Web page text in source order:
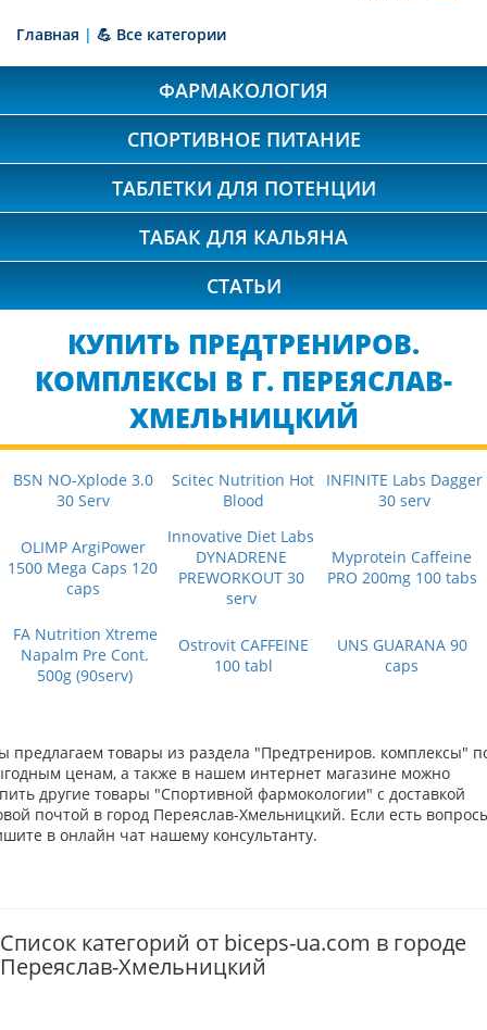
Главная | 💪 Все категории
ФАРМАКОЛОГИЯ
СПОРТИВНОЕ ПИТАНИЕ
ТАБЛЕТКИ ДЛЯ ПОТЕНЦИИ
ТАБАК ДЛЯ КАЛЬЯНА
СТАТЬИ
КУПИТЬ ПРЕДТРЕНИРОВ.
КОМПЛЕКСЫ В Г. ПЕРЕЯСЛАВ-
ХМЕЛЬНИЦКИЙ
BSN NO-Xplode 3.0
30 Serv
Scitec Nutrition Hot
Blood
INFINITE Labs Dagger
30 serv
OLIMP ArgiPower
1500 Mega Caps 120
caps
Innovative Diet Labs
DYNADRENE
PREWORKOUT 30
serv
Myprotein Caffeine
PRO 200mg 100 tabs
FA Nutrition Xtreme
Napalm Pre Cont.
500g (90serv)
Ostrovit CAFFEINE
100 tabl
UNS GUARANA 90
caps
предлагаем товары из раздела "Предтрениров. комплексы"
ценам, а также в нашем интернет магазине можно
другие товары "Спортивной фармокологии" с доставкой
почтой в город Переяслав-Хмельницкий. Если есть
в онлайн чат нашему консультанту.
Список категорий от biceps-ua.com в городе
Переяслав-Хмельницкий